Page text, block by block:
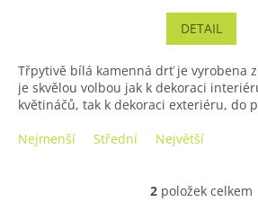
DETAIL
Třpytivě bílá kamenná drť je vyrobena
je skvělou volbou jak k dekoraci
květináčů, tak k dekoraci exteriéru, do
Nejmenší
Střední Největší
O
2 položek celkem